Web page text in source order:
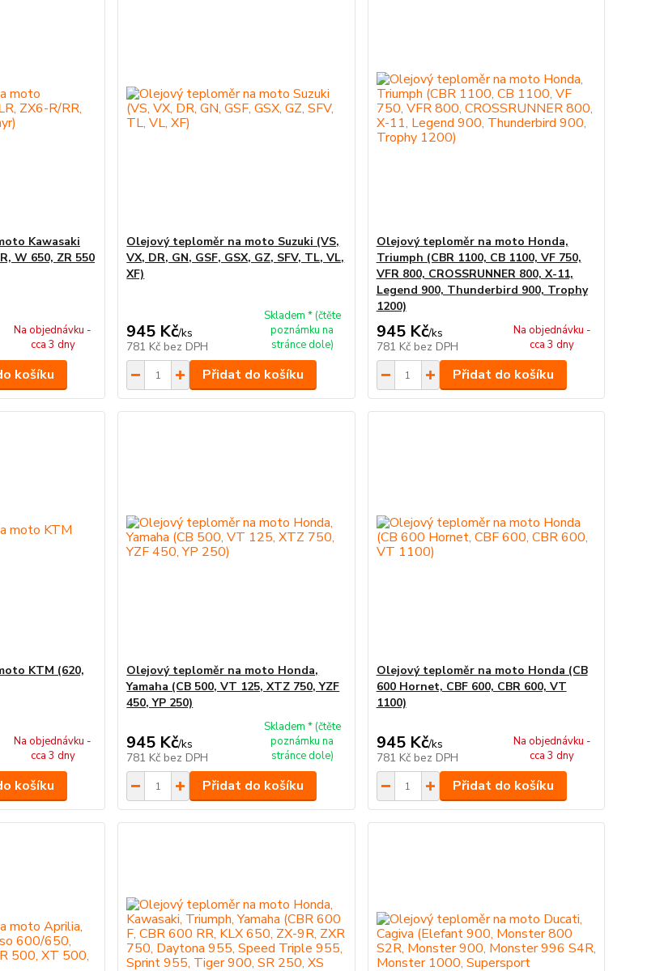
Kawasaki
W 650, ZR 550
Na objednávku -
cca 3 dny
košíku
Olejový teploměr na moto Suzuki (VS,
VX, DR, GN, GSF, GSX, GZ, SFV, TL, VL,
XF)
945 Kč/ks
781 Kč bez DPH
Skladem * (čtěte
poznámku na
stránce dole)
Přidat do košíku
Olejový teploměr na moto Honda,
Triumph (CBR 1100, CB 1100, VF 750,
VFR 800, CROSSRUNNER 800, X-11,
Legend 900, Thunderbird 900, Trophy
1200)
945 Kč/ks
781 Kč bez DPH
Na objednávku -
cca 3 dny
Přidat do košíku
KTM (620,
Na objednávku -
cca 3 dny
košíku
Olejový teploměr na moto Honda,
Yamaha (CB 500, VT 125, XTZ 750, YZF
450, YP 250)
945 Kč/ks
781 Kč bez DPH
Skladem * (čtěte
poznámku na
stránce dole)
Přidat do košíku
Olejový teploměr na moto Honda (CB
600 Hornet, CBF 600, CBR 600, VT
1100)
945 Kč/ks
781 Kč bez DPH
Na objednávku -
cca 3 dny
Přidat do košíku